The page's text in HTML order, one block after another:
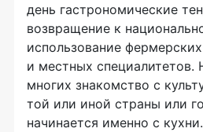
день гастрономические
возвращение к
использование
и местных специалитетов.
многих знакомство с
той или иной страны или
начинается именно с